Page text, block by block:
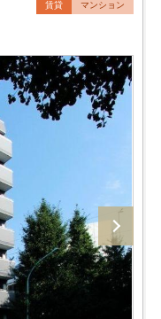
賃貸 マンション